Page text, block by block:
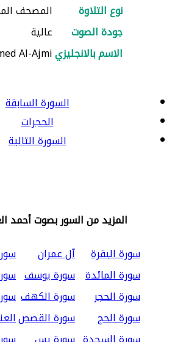
نوع التلاوة
المصحف
جودة الصوت
عالية
الاسم بالانجليزيAl-Ajmi
السورة السابقة
الحجرات
السورة التالية
المزيد من السور بصوت أحمد
سورة البقرة
آل عمران
سورة المائدة سورة يوسف
سورة الحجر
سورة الكهف
سورة الحج
سورة القصص